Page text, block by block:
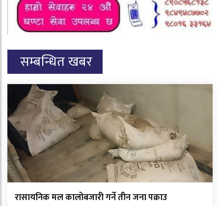
सम्बन्धित खबर
रासायनिक मल कालोबजारी गर्ने तीन जना पक्राउ